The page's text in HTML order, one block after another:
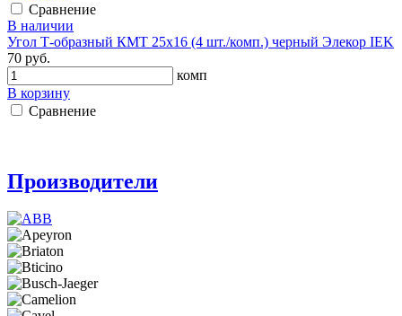
Сравнение
В наличии
Угол Т-образный КМТ 25х16 (4 шт./комп.) черный Элекор IEK
70 руб.
комп
В корзину
Сравнение
Производители